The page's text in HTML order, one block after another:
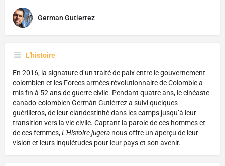
German Gutierrez
L'histoire
En 2016, la signature d’un traité de paix entre le gouvernement
colombien et les Forces armées révolutionnaire de Colombie a
mis fin à 52 ans de guerre civile. Pendant quatre ans, le cinéaste
canado-colombien Germán Gutiérrez a suivi quelques
guérilleros, de leur clandestinité dans les camps jusqu’à leur
transition vers la vie civile. Captant la parole de ces hommes et
de ces femmes,L'Histoire jugera nous offre un aperçu de leur
vision et leurs inquiétudes pour leur pays et son avenir.